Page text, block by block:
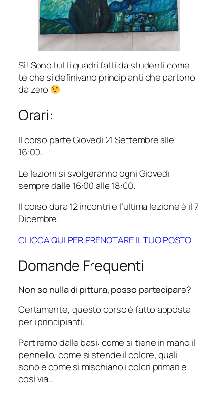
Sì! Sono tutti quadri fatti da studenti come
te che si definivano principianti che partono
da zero
Orari:
Il corso parte Giovedì 21 Settembre alle
16:00.
Le lezioni si svolgeranno ogni Giovedì
sempre dalle 16:00 alle 18:00.
Il corso dura 12 incontri e l’ultima lezione è il 7
Dicembre.
CLICCA QUI PER PRENOTARE IL TUO POSTO
Domande Frequenti
Non so nulla di pittura, posso partecipare?
Certamente, questo corso è fatto apposta
per i principianti.
Partiremo dalle basi: come si tiene in mano il
pennello, come si stende il colore, quali
sono e come si mischiano i colori primari e
così via…